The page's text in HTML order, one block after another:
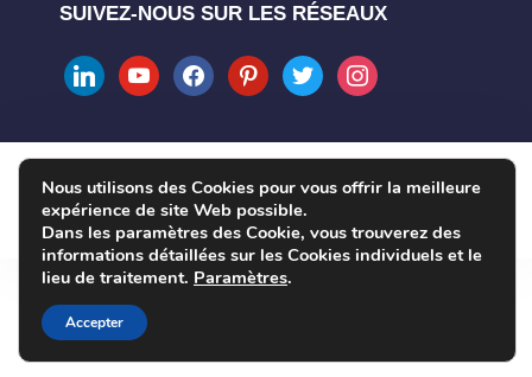
SUIVEZ-NOUS SUR LES RÉSEAUX
linkedinyoutubefacebookpinteresttwitter instagram
COPYRIGHT © 2004 - 2026 UVPLASTIC MATERIAL TECHNOLOGY
CO., LTD. ALL RIGHTS RESERVED
Nous utilisons des Cookies pour vous offrir la meilleure
expérience de site Web possible.
Dans les paramètres des Cookie, vous trouverez des
informations détaillées sur les Cookies individuels et le
lieu de traitement. Paramètres.
Accepter